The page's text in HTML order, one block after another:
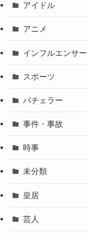
アイドル
アニメ
インフルエンサー
スポーツ
バチェラー
事件・事故
時事
未分類
皇居
芸人